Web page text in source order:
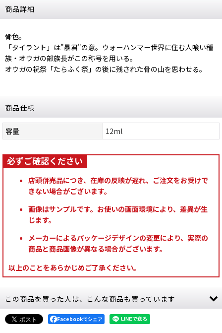
商品詳細
骨色。
「タイラント」は"暴君"の意。ウォーハンマー世界に住む人喰い種
族・オウガの部族長がこの称号を用いる。
オウガの祝祭「たらふく祭」の後に残された骨の山を思わせる。
商品仕様
容量 12ml
店頭併売品につき、在庫の反映が遅れ、ご注文をお受けで
きない場合がございます。
画像はサンプルです。お使いの画面環境により、差異が生
じます。
メーカーによるパッケージデザインの変更により、実際の
商品と商品画像が異なる場合がございます。
以上のことをあらかじめご了承ください。
この商品を買った人は、こんな商品も買っています
Facebookでシェア